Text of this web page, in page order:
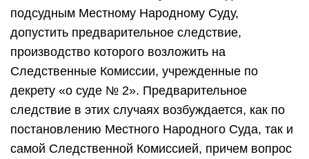
подсудным Местному Народному Суду,
допустить предварительное следствие,
производство которого возложить на
Следственные Комиссии, учрежденные по
декрету «о суде № 2». Предварительное
следствие в этих случаях возбуждается, как по
постановлению Местного Народного Суда, так и
самой Следственной Комиссией, причем вопрос